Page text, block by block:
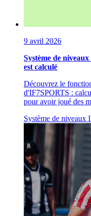
9 avril 2026
Système de
est calculé
Découvrez le
d'IF7SPORTS :
pour avoir joué des
Système de niveaux